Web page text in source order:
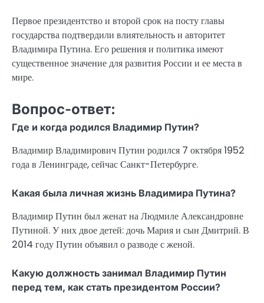
Первое президентство и второй срок на посту главы
государства подтвердили влиятельность и авторитет
Владимира Путина. Его решения и политика имеют
существенное значение для развития России и ее места в
мире.
Вопрос-ответ:
Где и когда родился Владимир Путин?
Владимир Владимирович Путин родился 7 октября 1952
года в Ленинграде, сейчас Санкт-Петербурге.
Какая была личная жизнь Владимира Путина?
Владимир Путин был женат на Людмиле Александровне
Путиной. У них двое детей: дочь Мария и сын Дмитрий. В
2014 году Путин объявил о разводе с женой.
Какую должность занимал Владимир Путин
перед тем, как стать президентом России?